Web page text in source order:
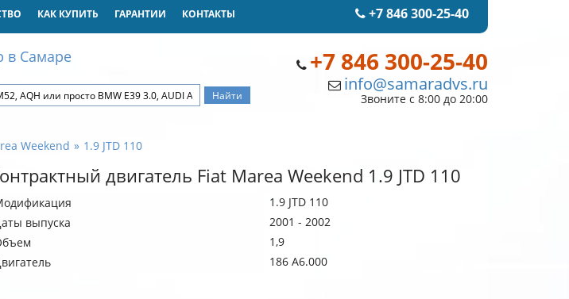
+7 846 300-25-40
КАК КУПИТЬ ГАРАНТИИ КОНТАКТЫ
+7 846 300-25-40
info@samaradvs.ru
Звоните с 8:00 до 20:00
в Самаре
Weekend 1.9 JTD 110
двигатель Fiat Marea Weekend 1.9 JTD 110
1.9 JTD 110
выпуска
2001 - 2002
1,9
186 A6.000